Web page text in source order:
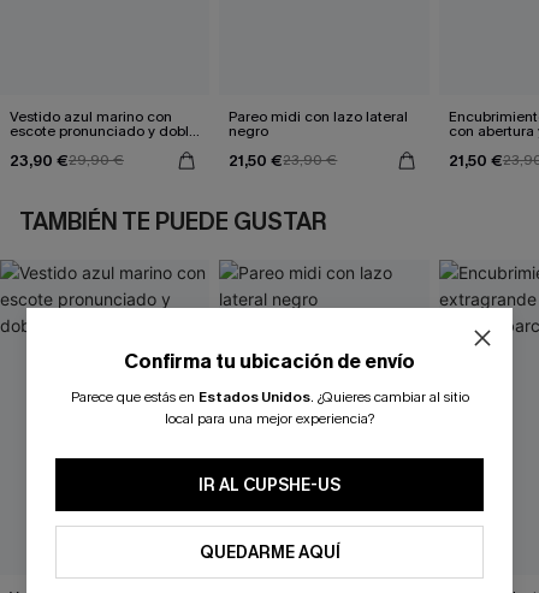
Vestido azul marino con
escote pronunciado y doble
23,90 €29,90 €
Pareo midi con lazo lateral
negro
21,50 €23,90 €
con
21,50 €
TAMBIÉN TE PUEDE GUSTAR
Confirma tu ubicación de envío
Parece que estás en Estados Unidos. ¿Quieres cambiar al sitio
local para una mejor experiencia?
IR AL CUPSHE-US
QUEDARME AQUÍ